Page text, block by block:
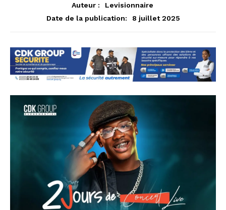
Auteur :
Levisionnaire
Date de la publication:
8 juillet 2025